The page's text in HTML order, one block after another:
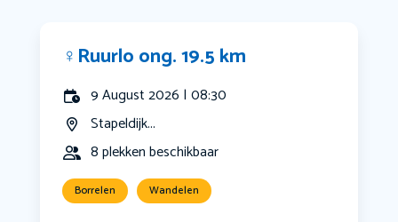
‍♀️Ruurlo ong. 19.5 km
9 August 2026 | 08:30
Stapeldijk...
8 plekken beschikbaar
Borrelen Wandelen